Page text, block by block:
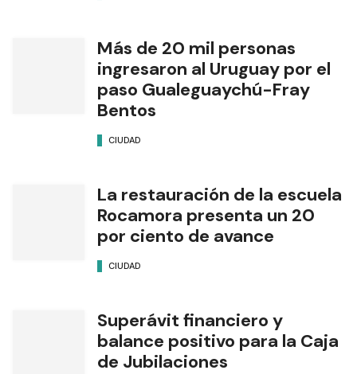
Más de 20 mil personas
ingresaron al Uruguay por el
paso Gualeguaychú-Fray
Bentos
CIUDAD
La restauración de la escuela
Rocamora presenta un 20
por ciento de avance
CIUDAD
Superávit financiero y
balance positivo para la Caja
de Jubilaciones